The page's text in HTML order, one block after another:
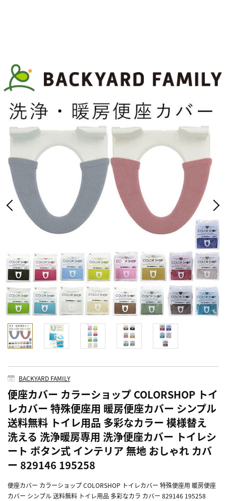
BACKYARD FAMILY
便座カバー カラーショップ COLORSHOP トイ
レカバー 特殊便座用 暖房便座カバー シンプル
送料無料 トイレ用品 多彩なカラー 模様替え
洗える 洗浄暖房専用 洗浄便座カバー トイレシ
ート ボタン式 インテリア 無地 おしゃれ カバ
ー 829146 195258
便座カバー カラーショップ COLORSHOP トイレカバー 特殊便座用 暖房便座
カバー シンプル 送料無料 トイレ用品 多彩なカラ カバー 829146 195258